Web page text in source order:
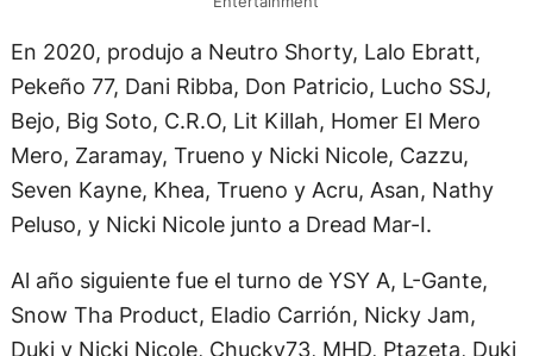
En 2020, produjo a Neutro Shorty, Lalo Ebratt,
Pekeño 77, Dani Ribba, Don Patricio, Lucho SSJ,
Bejo, Big Soto, C.R.O, Lit Killah, Homer El Mero
Mero, Zaramay, Trueno y Nicki Nicole, Cazzu,
Seven Kayne, Khea, Trueno y Acru, Asan, Nathy
Peluso, y Nicki Nicole junto a Dread Mar-I.
Al año siguiente fue el turno de YSY A, L-Gante,
Snow Tha Product, Eladio Carrión, Nicky Jam,
Duki y Nicki Nicole, Chucky73, MHD, Ptazeta, Duki